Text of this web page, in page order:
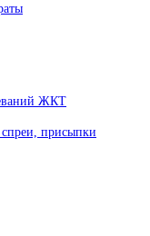
ЖКТ
присыпки